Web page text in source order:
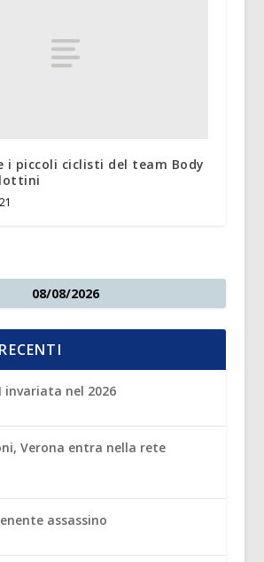
i piccoli ciclisti del team Body
08/08/2026
invariata nel 2026
Verona entra nella rete
assassino